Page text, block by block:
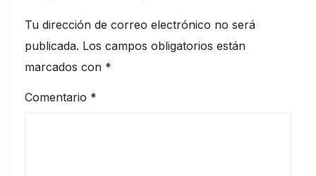
Tu dirección de correo electrónico no será
publicada. Los campos obligatorios están
marcados con *
Comentario *